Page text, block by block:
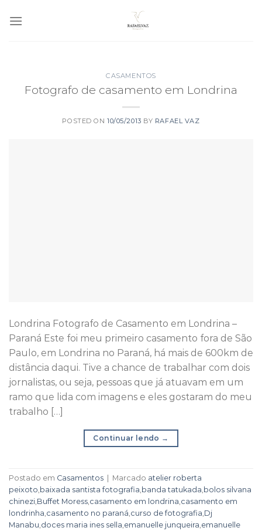
CASAMENTOS
Fotografo de casamento em Londrina
POSTED ON10/05/2013 BY RAFAEL VAZ
Londrina Fotografo de Casamento em Londrina –
Paraná Este foi meu primeiro casamento fora de São
Paulo, em Londrina no Paraná, há mais de 600km de
distância daqui. Tive a chance de trabalhar com dois
jornalistas, ou seja, pessoas que já atuavam em um
ramo que lida com imagens e eles gostaram do meu
trabalho […]
Continuar lendo →
Postado em Casamentos Marcado atelier roberta
peixoto baixada santista fotografia banda tatukada bolos silvana
chinezi Buffet Moress casamento em londrina casamento em
londrinha casamento no paraná curso de fotografia Dj
Manabu doces maria ines sella emanuelle junqueira emanuelle